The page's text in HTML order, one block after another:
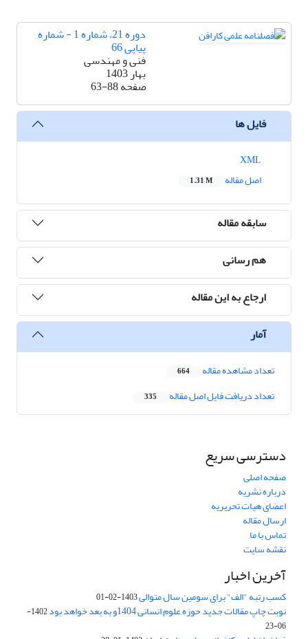
دوره 21، شماره 1 - شماره
پیاپی 66
فنی و مهندسی
بهار 1403
صفحه63-88
فایل ها
اصل مقاله
1.31 M
سابقه مقاله
هم رسانی
ارجاع به این مقاله
آمار
تعداد مشاهده مقاله 664
تعداد دریافت فایل اصل مقاله 335
دسترسی سریع
صفحه اصلی
درباره نشریه
اعضای هیات تحریریه
ارسال مقاله
تماس با ما
نقشه سایت
آخرین اخبار
کسب رتبه "الف" برای سومین سال متوالی1403-02-01
نوبت چاپ مقالات جدید حوزه علوم انسانی 1404و به بعد خواهد بود
1402-
06-23